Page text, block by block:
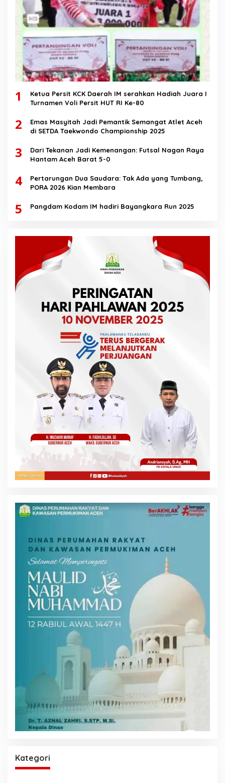
1
Ketua Persit KCK Daerah IM serahkan Hadiah Juara I
Turnamen Voli Persit HUT RI Ke-80
2
Emas Masyitah Jadi Pemantik Semangat Atlet Aceh
di SETDA Taekwondo Championship 2025
3
Dari Tekanan Jadi Kemenangan: Futsal Nagan Raya
Hantam Aceh Barat 5-0
4
Pertarungan Dua Saudara: Tak Ada yang Tumbang,
PORA 2026 Kian Membara
5 Pangdam Kodam IM hadiri Bayangkara Run 2025
Kategori